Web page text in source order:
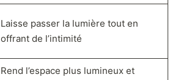
Laisse passer la lumière tout en
offrant de l’intimité
Rend l’espace plus lumineux et